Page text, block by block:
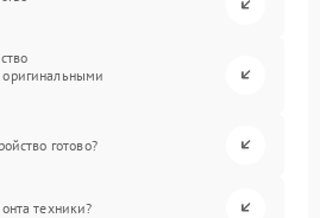
оригинальными
готово?
техники?